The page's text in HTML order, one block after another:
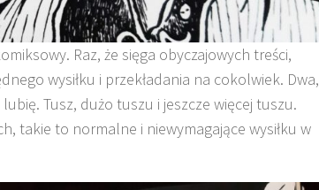
Raz, że sięga obyczajowych treści,
wysiłku i przekładania na cokolwiek. Dwa,
Tusz, dużo tuszu i jeszcze więcej tuszu.
takie to normalne i niewymagające wysiłku w